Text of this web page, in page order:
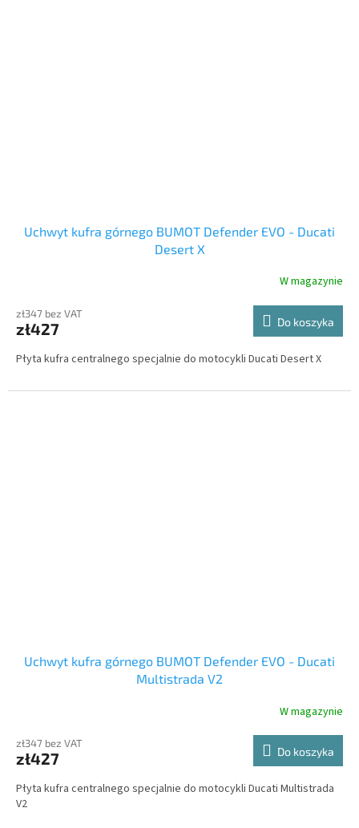
Uchwyt kufra górnego BUMOT Defender EVO - Ducati
Desert X
W magazynie
zł347 bez VAT
zł427 Do koszyka
Płyta kufra centralnego specjalnie do motocykli Ducati Desert X
Uchwyt kufra górnego BUMOT Defender EVO - Ducati
Multistrada V2
W magazynie
zł347 bez VAT
zł427 Do koszyka
Płyta kufra centralnego specjalnie do motocykli Ducati Multistrada
V2